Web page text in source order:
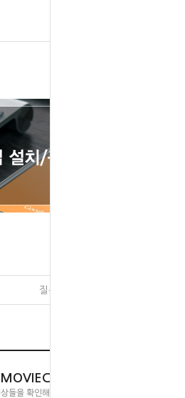
질문과 대답
들을 확인해 보실 수 있습니다.